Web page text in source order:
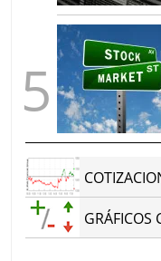
GRÁFICOS